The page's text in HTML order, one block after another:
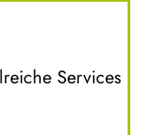
Services